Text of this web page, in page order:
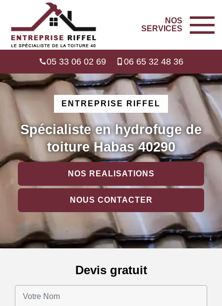
NOS
SERVICES
05 33 06 02 69 06 65 32 48 36
ENTREPRISE RIFFEL
Spécialiste en hydrofuge de
toiture Habas 40290
NOS REALISATIONS
NOUS CONTACTER
Devis gratuit